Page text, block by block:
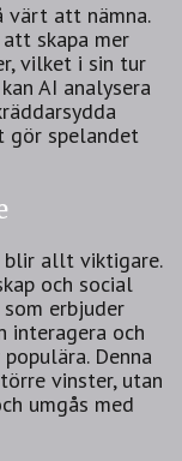
värt att nämna.
skapa mer
vilket i sin tur
AI analysera
gör spelandet
blir allt viktigare.
och social
erbjuder
interagera och
Denna
vinster, utan
umgås med